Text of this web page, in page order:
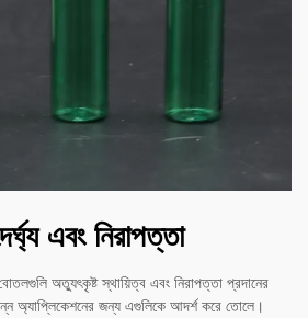
এবং নিরাপত্তা
অত্যুৎকৃষ্ট স্থায়িত্ব এবং নিরাপত্তা প্রদানের
অ্যাপ্লিকেশনের জন্য এগুলিকে আদর্শ করে তোলে।